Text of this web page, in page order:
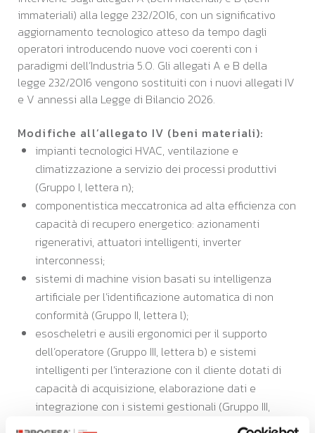
immateriali) alla legge 232/2016, con un significativo
aggiornamento tecnologico atteso da tempo dagli
operatori introducendo nuove voci coerenti con i
paradigmi dell’Industria 5.0. Gli allegati A e B della
legge 232/2016 vengono sostituiti con i nuovi allegati IV
e V annessi alla Legge di Bilancio 2026.
Modifiche all’allegato IV (beni materiali):
impianti tecnologici HVAC, ventilazione e
climatizzazione a servizio dei processi produttivi
(Gruppo I, lettera n);
componentistica meccatronica ad alta efficienza con
capacità di recupero energetico: azionamenti
rigenerativi, attuatori intelligenti, inverter
interconnessi;
sistemi di machine vision basati su intelligenza
artificiale per l’identificazione automatica di non
conformità (Gruppo II, lettera l);
esoscheletri e ausili ergonomici per il supporto
dell’operatore (Gruppo III, lettera b) e sistemi
intelligenti per l’interazione con il cliente dotati di
capacità di acquisizione, elaborazione dati e
integrazione con i sistemi gestionali (Gruppo III,